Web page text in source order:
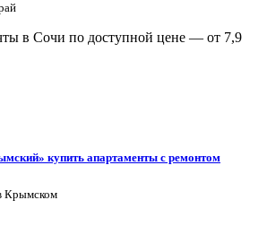
в Сочи по доступной цене — от 7,9
купить апартаменты с ремонтом
Крымском